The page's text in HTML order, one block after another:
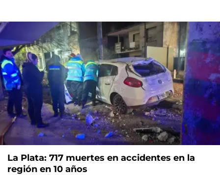
La Plata: 717 muertes en accidentes en la
región en 10 años